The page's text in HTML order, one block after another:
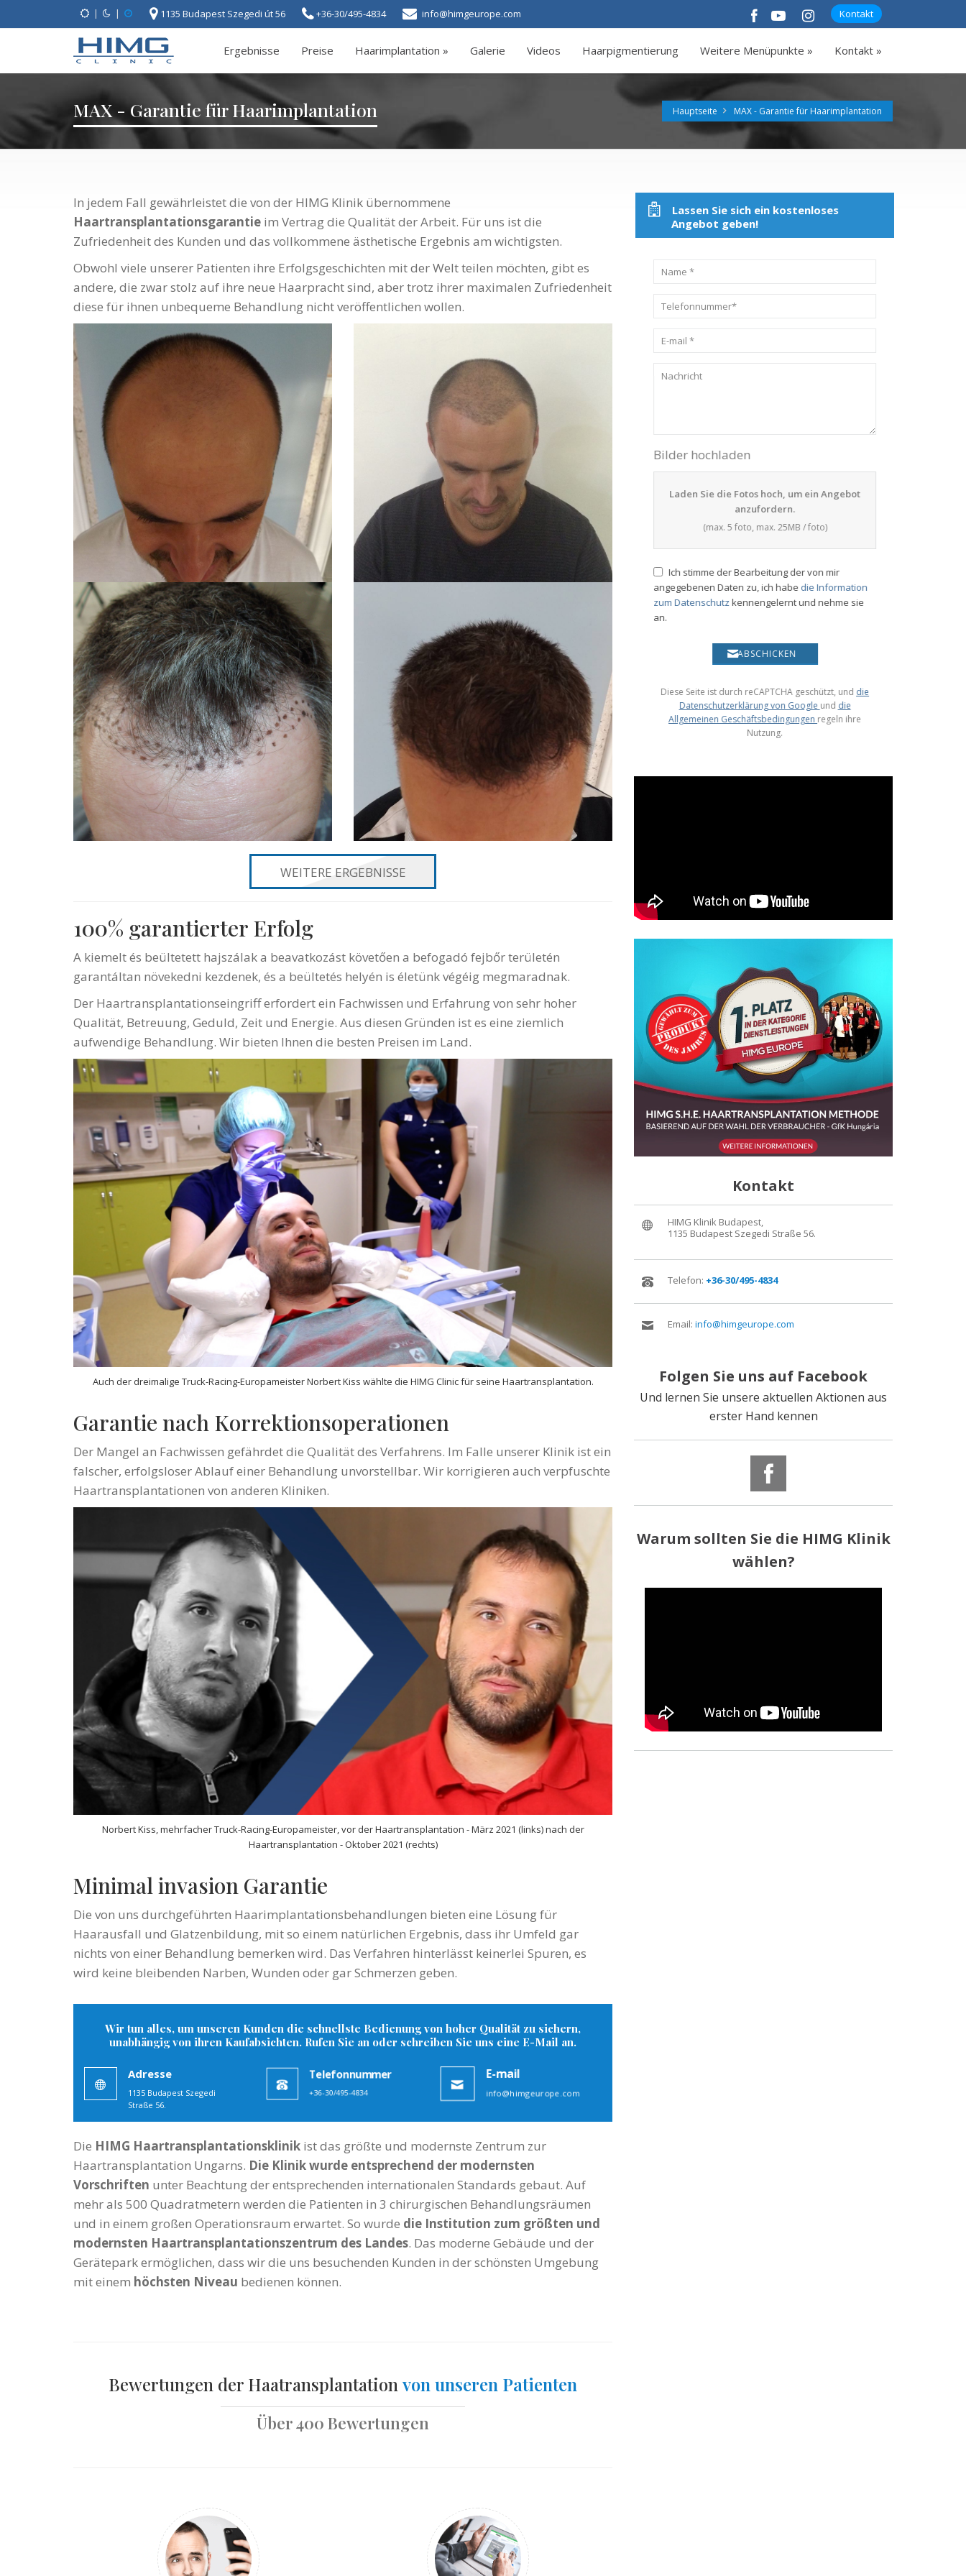
| | 1135 Budapest Szegedi út 56 +36-30/495-4834 info@himgeurope.com Kontakt
Ergebnisse Preise Haarimplantation » Galerie Videos Haarpigmentierung Weitere Menüpunkte » Kontakt »
MAX - Garantie für Haarimplantation Hauptseite MAX - Garantie für Haarimplantation
In jedem Fall gewährleistet die von der HIMG Klinik übernommene
Haartransplantationsgarantie im Vertrag die Qualität der Arbeit. Für uns ist die
Zufriedenheit des Kunden und das vollkommene ästhetische Ergebnis am wichtigsten.
Obwohl viele unserer Patienten ihre Erfolgsgeschichten mit der Welt teilen möchten, gibt es
andere, die zwar stolz auf ihre neue Haarpracht sind, aber trotz ihrer maximalen Zufriedenheit
diese für ihnen unbequeme Behandlung nicht veröffentlichen wollen.
WEITERE ERGEBNISSE
100% garantierter Erfolg
A kiemelt és beültetett hajszálak a beavatkozást követően a befogadó fejbőr területén
garantáltan növekedni kezdenek, és a beültetés helyén is életünk végéig megmaradnak.
Der Haartransplantationseingriff erfordert ein Fachwissen und Erfahrung von sehr hoher
Qualität, Betreuung, Geduld, Zeit und Energie. Aus diesen Gründen ist es eine ziemlich
aufwendige Behandlung. Wir bieten Ihnen die besten Preisen im Land.
Auch der dreimalige Truck-Racing-Europameister Norbert Kiss wählte die HIMG Clinic für seine Haartransplantation.
Garantie nach Korrektionsoperationen
Der Mangel an Fachwissen gefährdet die Qualität des Verfahrens. Im Falle unserer Klinik ist ein
falscher, erfolgsloser Ablauf einer Behandlung unvorstellbar. Wir korrigieren auch verpfuschte
Haartransplantationen von anderen Kliniken.
Norbert Kiss, mehrfacher Truck-Racing-Europameister, vor der Haartransplantation - März 2021 (links) nach der
Haartransplantation - Oktober 2021 (rechts)
Minimal invasion Garantie
Die von uns durchgeführten Haarimplantationsbehandlungen bieten eine Lösung für
Haarausfall und Glatzenbildung, mit so einem natürlichen Ergebnis, dass ihr Umfeld gar
nichts von einer Behandlung bemerken wird. Das Verfahren hinterlässt keinerlei Spuren, es
wird keine bleibenden Narben, Wunden oder gar Schmerzen geben.
Wir tun alles, um unseren Kunden die schnellste Bedienung von hoher Qualität zu sichern,
unabhängig von ihren Kaufabsichten. Rufen Sie an oder schreiben Sie uns eine E-Mail an.
Adresse
1135 Budapest Szegedi
Straße 56.
Telefonnummer
+36-30/495-4834
E-mail
info@himgeurope.com
Die HIMG Haartransplantationsklinik ist das größte und modernste Zentrum zur
Haartransplantation Ungarns. Die Klinik wurde entsprechend der modernsten
Vorschriften unter Beachtung der entsprechenden internationalen Standards gebaut. Auf
mehr als 500 Quadratmetern werden die Patienten in 3 chirurgischen Behandlungsräumen
und in einem großen Operationsraum erwartet. So wurde die Institution zum größten und
modernsten Haartransplantationszentrum des Landes. Das moderne Gebäude und der
Gerätepark ermöglichen, dass wir die uns besuchenden Kunden in der schönsten Umgebung
mit einem höchsten Niveau bedienen können.
Bewertungen der Haatransplantation von unseren Patienten
Über 400 Bewertungen
Lassen Sie sich ein kostenloses
Angebot geben!
Bilder hochladen
Laden Sie die Fotos hoch, um ein Angebot
anzufordern.
(max. 5 foto, max. 25MB / foto)
Ich stimme der Bearbeitung der von mir
angegebenen Daten zu, ich habe die Information
zum Datenschutzkennengelernt und nehme sie
an.
ABSCHICKEN
Diese Seite ist durch reCAPTCHA geschützt, und die
Datenschutzerklärung von Google und die
Allgemeinen Geschäftsbedingungen regeln ihre
Nutzung.
Kontakt
HIMG Klinik Budapest,
1135 Budapest Szegedi Straße 56.
Telefon: +36-30/495-4834
Email: info@himgeurope.com
Folgen Sie uns auf Facebook
Und lernen Sie unsere aktuellen Aktionen aus
erster Hand kennen
Warum sollten Sie die HIMG Klinik
wählen?